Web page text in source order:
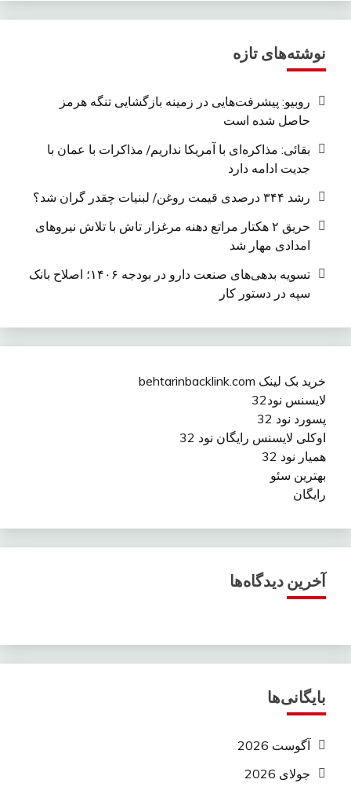
نوشته‌های تازه
روبیو: پیشرفت‌هایی در زمینه بازگشایی تنگه هرمز
حاصل شده است
بقائی: مذاکره‌ای با آمریکا نداریم/ مذاکرات با عمان با
جدیت ادامه دارد
رشد ۳۴۴ درصدی قیمت روغن/ لبنیات چقدر گران شد؟
حریق ۲ هکتار مراتع دهنه مرغزار تاش با تلاش نیروهای
امدادی مهار شد
تسویه بدهی‌های صنعت دارو در بودجه ۱۴۰۶؛ اصلاح بانک
سپه در دستور کار
خرید بک لینک behtarinbacklink.com
لایسنس نود32
پسورد نود 32
اوکلی لایسنس رایگان نود 32
همیار نود 32
بهترین سئو
رایگان
آخرین دیدگاه‌ها
بایگانی‌ها
آگوست 2026
جولای 2026